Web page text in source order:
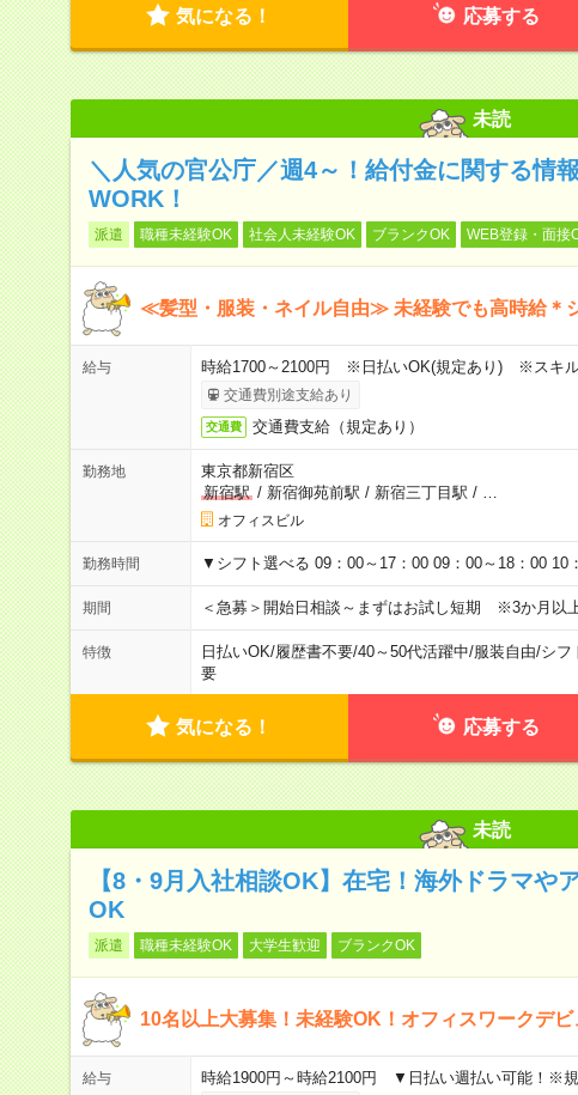
気になる！ 応募する
未読
＼人気の官公庁／週4～！給付金に関する情
WORK！
派遣 職種未経験OK 社会人未経験OK ブランクOK WEB登録・面接
≪髪型・服装・ネイル自由≫ 未経験でも高時給＊
給与 時給1700～2100円 ※日払いOK(規定あり) ※スキル
交通費別途支給あり
交通費 交通費支給（規定あり）
勤務地
東京都新宿区
新宿駅/ 新宿御苑前駅 / 新宿三丁目駅 /
オフィスビル
勤務時間 ▼シフト選べる 09：00～17：00 09：00～18：00
期間 ＜急募＞開始日相談～まずはお試し短期 ※3か月以
特徴 日払いOK/履歴書不要/40～50代活躍中/服装自由/シフ
要
気になる！ 応募する
未読
【8・9月入社相談OK】在宅！海外ドラマや
OK
派遣 職種未経験OK 大学生歓迎 ブランクOK
10名以上大募集！未経験OK！オフィスワークデ
給与 時給1900円～時給2100円 ▼日払い週払い可能！※